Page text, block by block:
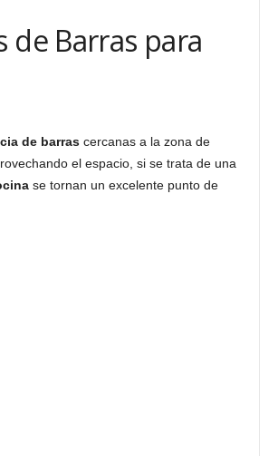
de Barras para
de barrascercanas a la zona de
el espacio, si se trata de una
se tornan un excelente punto de